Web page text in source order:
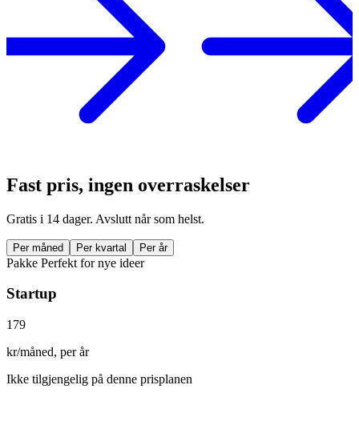
Fast pris, ingen overraskelser
Gratis i 14 dager. Avslutt når som helst.
Per måned Per kvartal Per år
Pakke Perfekt for nye ideer
Startup
179
kr/måned, per år
Ikke tilgjengelig på denne prisplanen